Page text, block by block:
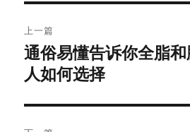
章
导
航
上一篇
上
篇
文
章：
通俗易懂告诉你全脂
人如何选择